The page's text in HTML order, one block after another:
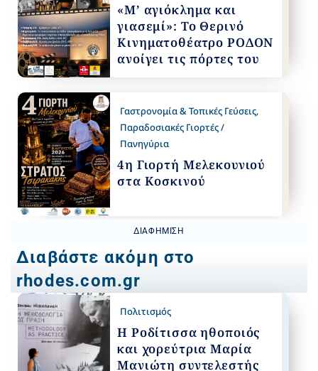
«Μ’ αγιόκλημα και
γιασεμί»: Το Θερινό
Κινηματοθέατρο ΡΟΔΟΝ
ανοίγει τις πόρτες του
Γαστρονομία & Τοπικές Γεύσεις,
Παραδοσιακές Γιορτές /
Πανηγύρια
4η Γιορτή Μελεκουνιού
στα Κοσκινού
ΔΙΑΦΉΜΙΣΗ
Διαβάστε ακόμη στο
rhodes.com.gr
Πολιτισμός
Η Ροδίτισσα ηθοποιός
και χορεύτρια Μαρία
Μανιώτη συντελεστής